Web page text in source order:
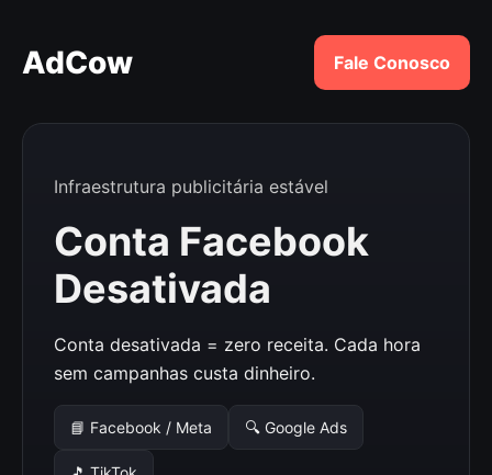
AdCow Fale Conosco
Infraestrutura publicitária estável
Conta Facebook
Desativada
Conta desativada = zero receita. Cada hora
sem campanhas custa dinheiro.
📘 Facebook / Meta 🔍 Google Ads